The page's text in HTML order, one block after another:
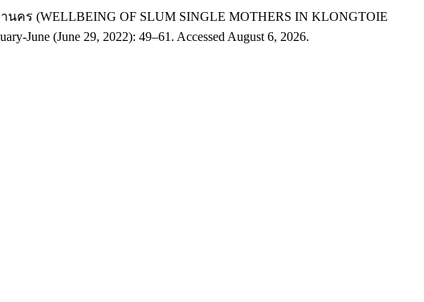
(WELLBEING OF SLUM SINGLE MOTHERS IN KLONGTOIE
June (June 29, 2022): 49–61. Accessed August 6, 2026.